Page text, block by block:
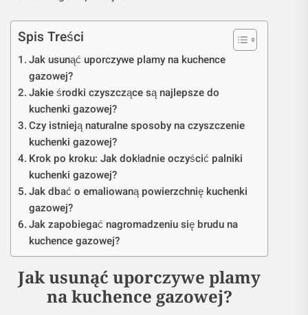
Spis Treści
Jak usunąć uporczywe plamy na kuchence
gazowej?
Jakie środki czyszczące są najlepsze do
kuchenki gazowej?
Czy istnieją naturalne sposoby na czyszczenie
kuchenki gazowej?
Krok po kroku: Jak dokładnie oczyścić palniki
kuchenki gazowej?
Jak dbać o emaliowaną powierzchnię kuchenki
gazowej?
Jak zapobiegać nagromadzeniu się brudu na
kuchence gazowej?
Jak usunąć uporczywe plamy
na kuchence gazowej?